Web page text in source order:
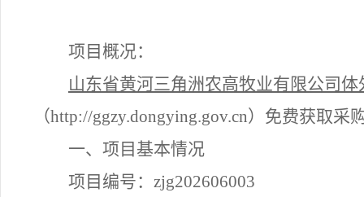
项目概况：
山东省黄河三角洲农高牧业有限公司
（http://ggzy.dongying.gov.cn）免费获取采
一、项目基本情况
项目编号： zjg202606003